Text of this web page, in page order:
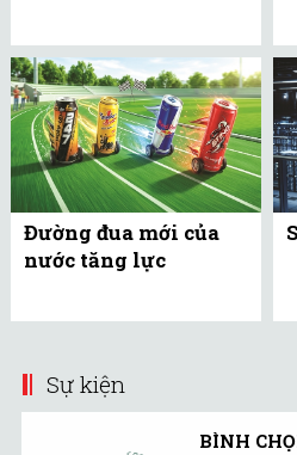
Đường đua mới của
nước tăng lực
Sự kiện
BÌNH